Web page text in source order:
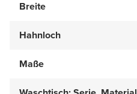
Breite
Hahnloch
Maße